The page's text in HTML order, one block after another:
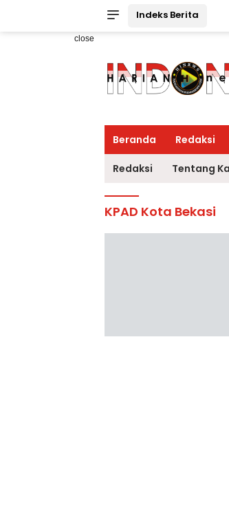
Indeks Berita
close
Beranda Redaksi
Redaksi Tentang
KPAD Kota Bekasi